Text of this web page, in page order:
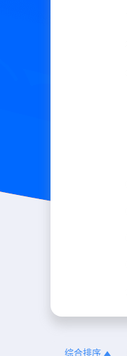
综合排序